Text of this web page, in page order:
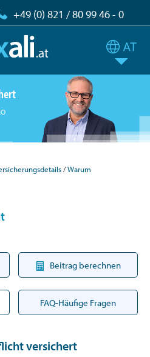
+49 (0) 821 / 80 99 46 - 0
Warum
Beitrag berechnen
FAQ-Häufige Fragen
versichert